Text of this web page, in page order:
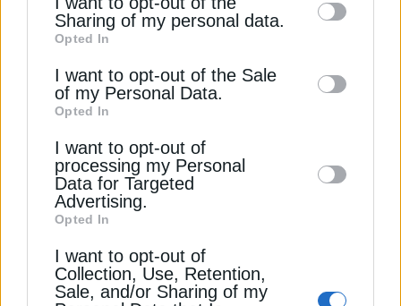
information by third parties on the IAB’s list
of downstream participants. This
information may also be disclosed by us to
third parties on theIAB’s List of
Downstream Participants
disclose it to other third parties.
Sharing of my personal data.
Opted In
I want to opt-out of the Sale
of my Personal Data.
Opted In
I want to opt-out of
processing my Personal
Data for Targeted
Advertising.
Opted In
I want to opt-out of
Collection, Use, Retention,
Sale, and/or Sharing of my
ΥΠΟΔΟΜΕΣ
ΓΑΙΑΟΣΕ: Οι υποψήφιοι για το
την Πολιτική Απορρήτου